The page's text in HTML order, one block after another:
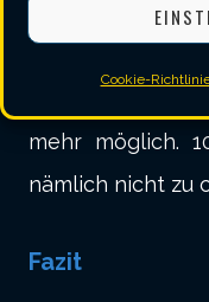
Cookie-
Triffst Du mit
mehr möglich.
nämlich nicht zu
Fazit